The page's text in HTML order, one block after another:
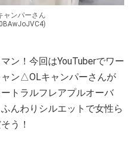
ャンパーさん
ン！今回はYouTuberでワー
ン△OLキャンパーさんが
トラルフレアプルオーバ
んわりシルエットで女性ら
う！